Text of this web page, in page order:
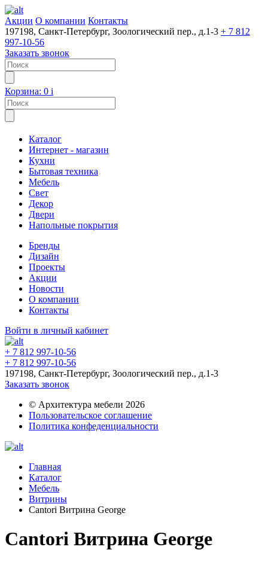
Акции О компании Контакты
197198, Санкт-Петербург, Зоологический пер., д.1-3 + 7 812
997-10-56
Заказать звонок
Корзина: 0 i
Каталог
Интернет - магазин
Кухни
Бытовая техника
Мебель
Свет
Декор
Двери
Напольные покрытия
Бренды
Дизайн
Проекты
Акции
Новости
О компании
Контакты
Войти в личный кабинет
+ 7 812 997-10-56
+ 7 812 997-10-56
197198, Санкт-Петербург, Зоологический пер., д.1-3
Заказать звонок
© Архитектура мебели 2026
Пользовательское соглашение
Политика конфеденциальности
Главная
Каталог
Мебель
Витрины
Cantori Витрина George
Cantori Витрина George